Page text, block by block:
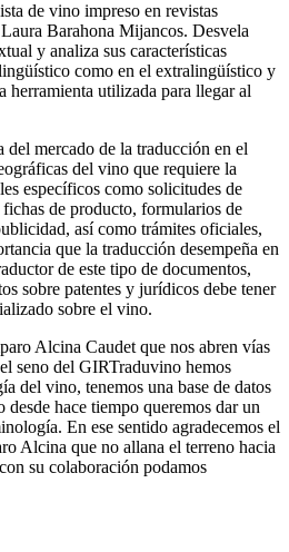
de vino impreso en revistas
Barahona Mijancos. Desvela
y analiza sus características
como en el extralingüístico y
herramienta utilizada para llegar al
del mercado de la traducción en el
del vino que requiere la
específicos como solicitudes de
de producto, formularios de
así como trámites oficiales,
que la traducción desempeña en
de este tipo de documentos,
sobre patentes y jurídicos debe tener
sobre el vino.
Alcina Caudet que nos abren vías
seno del GIRTraduvino hemos
del vino, tenemos una base de datos
hace tiempo queremos dar un
En ese sentido agradecemos el
Alcina que no allana el terreno hacia
su colaboración podamos